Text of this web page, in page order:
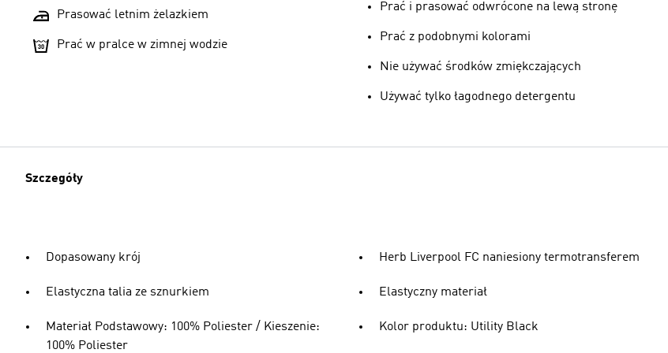
Prasować letnim żelazkiem
Prać w pralce w zimnej wodzie
Prać i prasować odwrócone na lewą stronę
Prać z podobnymi kolorami
Nie używać środków zmiękczających
Używać tylko łagodnego detergentu
Szczegóły
Dopasowany krój
Elastyczna talia ze sznurkiem
Materiał Podstawowy: 100% Poliester / Kieszenie:
100% Poliester
Herb Liverpool FC naniesiony termotransferem
Elastyczny materiał
Kolor produktu: Utility Black